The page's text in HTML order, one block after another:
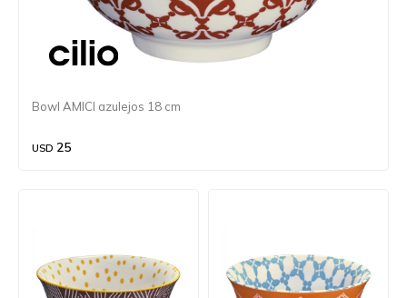
Bowl AMICI azulejos 18 cm
USD 25